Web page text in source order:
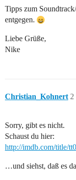
Tipps zum
entgegen.
Liebe Grüße,
Nike
Christian_Kohnert 2
Sorry, gibt es nicht.
Schaust du hier:
http://imdb.com/title/
…und siehst, daß es